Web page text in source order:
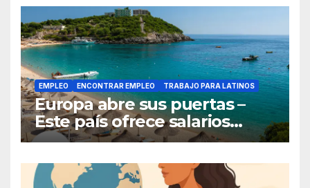
EMPLEO ENCONTRAR EMPLEO TRABAJO PARA LATINOS
Europa abre sus puertas –
Este país ofrece salarios
competitivos y contrata a